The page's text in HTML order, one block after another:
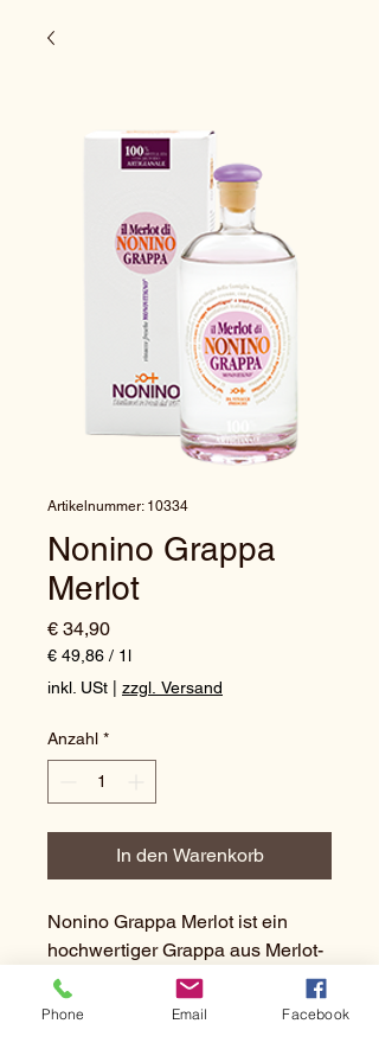
Artikelnummer: 10334
Nonino Grappa
Merlot
€ 34,90Preis
€ 49,86 / 1l
€ 49,86
Liter
inkl. USt zzgl. Versand
Anzahl *
In den Warenkorb
Nonino Grappa Merlot ist ein
hochwertiger Grappa aus Merlot-
Trauben, der für sein mildes und
rundes Geschmacksprofil
Phone Email Facebook